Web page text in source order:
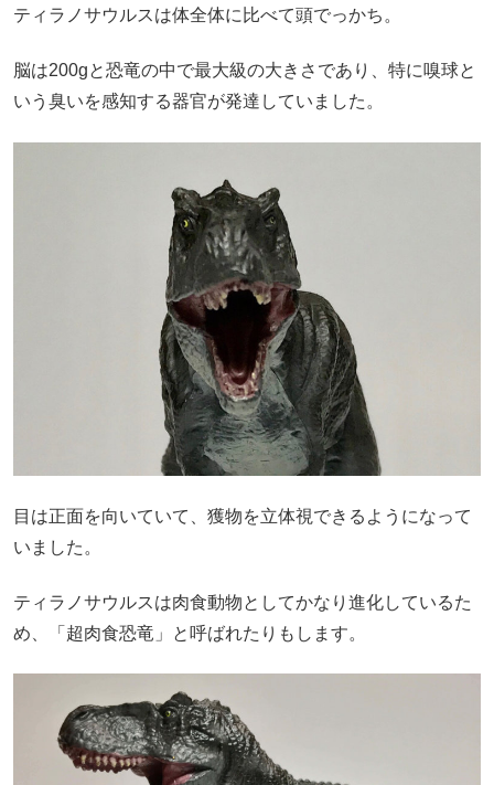
ティラノサウルスは体全体に比べて頭でっかち。
脳は200gと恐竜の中で最大級の大きさであり、特に嗅球と
いう臭いを感知する器官が発達していました。
目は正面を向いていて、獲物を立体視できるようになって
いました。
ティラノサウルスは肉食動物としてかなり進化しているた
め、「超肉食恐竜」と呼ばれたりもします。